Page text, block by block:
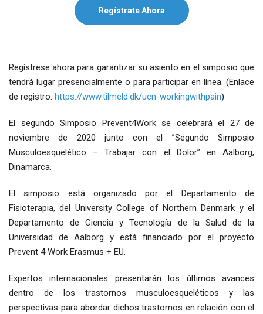
Regístrate Ahora
Regístrese ahora para garantizar su asiento en el simposio que
tendrá lugar presencialmente o para participar en línea. (Enlace
de registro: https://www.tilmeld.dk/ucn-workingwithpain)
El segundo Simposio Prevent4Work se celebrará el 27 de
noviembre de 2020 junto con el ”Segundo Simposio
Musculoesquelético – Trabajar con el Dolor” en Aalborg,
Dinamarca.
El simposio está organizado por el Departamento de
Fisioterapia, del University College of Northern Denmark y el
Departamento de Ciencia y Tecnología de la Salud de la
Universidad de Aalborg y está financiado por el proyecto
Prevent 4 Work Erasmus + EU.
Expertos internacionales presentarán los últimos avances
dentro de los trastornos musculoesqueléticos y las
perspectivas para abordar dichos trastornos en relación con el